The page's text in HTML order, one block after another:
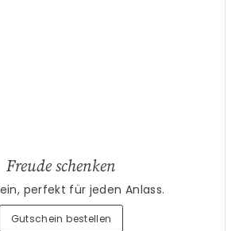
Freude schenken
perfekt für jeden Anlass.
Gutschein bestellen